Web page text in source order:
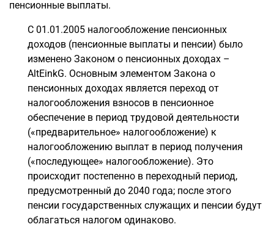
пенсионные выплаты.
С 01.01.2005 налогообложение пенсионных
доходов (пенсионные выплаты и пенсии) было
изменено Законом о пенсионных доходах –
AltEinkG. Основным элементом Закона о
пенсионных доходах является переход от
налогообложения взносов в пенсионное
обеспечение в период трудовой деятельности
(«предварительное» налогообложение) к
налогообложению выплат в период получения
(«последующее» налогообложение). Это
происходит постепенно в переходный период,
предусмотренный до 2040 года; после этого
пенсии государственных служащих и пенсии будут
облагаться налогом одинаково.